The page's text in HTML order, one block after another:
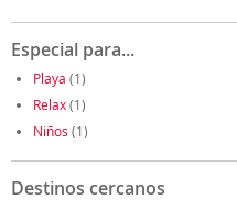
Especial para...
Playa (1)
Relax(1)
Niños (1)
Destinos cercanos